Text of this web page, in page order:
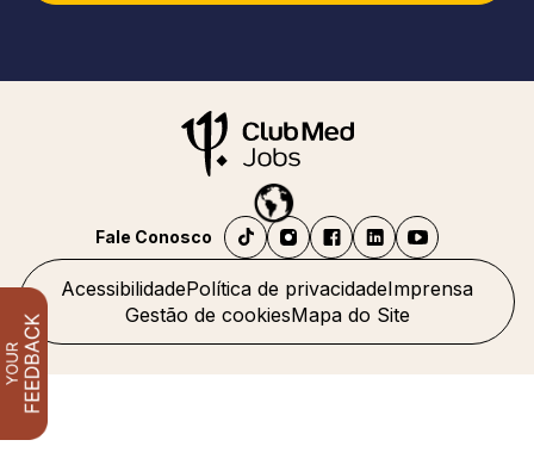
AcessibilidadePolítica de privacidadeImprensa
Gestão de cookiesMapa do Site
Fale Conosco